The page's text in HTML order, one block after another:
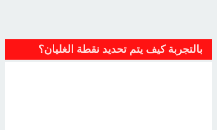
بالتجربة كيف يتم تحديد نقطة الغليان؟